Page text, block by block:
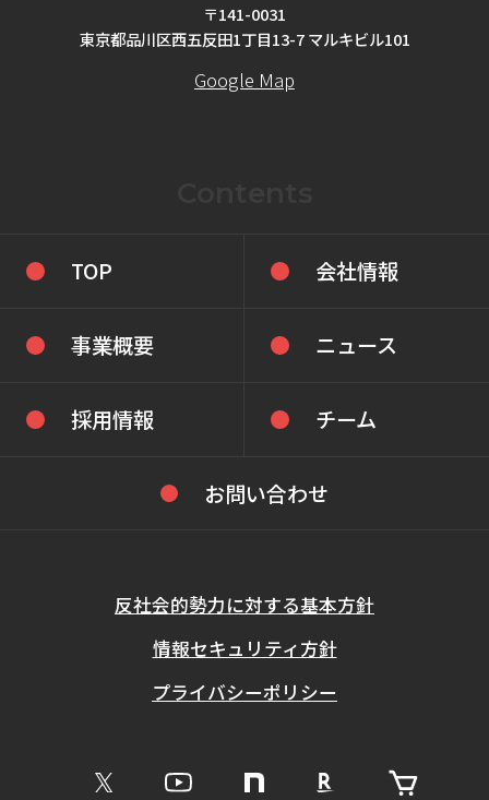
〒141-0031
東京都品川区西五反田1丁目13-7 マルキビル101
Google Map
TOP 会社情報
事業概要 ニュース
採用情報 チーム
お問い合わせ
反社会的勢力に対する基本方針
情報セキュリティ方針
プライバシーポリシー